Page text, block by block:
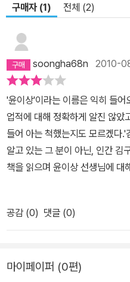
여 영원히!> 등을 통해 스스로의 말
에서 보여 주는 할아버지의 치
사상과 더불어 현대음악, 대한민
있을 것이다. ｜세계적인 작곡가 윤이상 할아버지는｜ 바다가 들려주
는 파도 소리, 물새 소리, 뱃고동
윤이상은 세상 모든 소리를 음악
겠다고 다짐한다. 윤이상은 아버
가출까지 하며 서울과 일본을 오
도 작곡에 대한 열정을 포기할
늦은 나이에 아내, 아이들과 떨
서 이름을 떨치기 시작한다. 하지
갇히고 작곡을 멈추지 않던 윤이
구매자 (1) 전체 (2)
soongha68n 2010-
'윤이상'이라는 이름은 익히 들
업적에 대해 정확하게 알진 않았
들어 아는 척했는지도 모르겠다
알고 있는 그 분이 아닌, 인간 김
책을 읽으며 윤이상 선생님에 대
>6.25-->격동의 한국 현대사 이
만 승부를 걸고자 했던 한 인물을
통일의 한복판으로 밀어놓는다.
낸 엽서만 보더라도 얼마나 사람
공감 (0) 댓글 (0)
마이페이퍼 (0편)